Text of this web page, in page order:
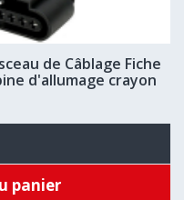
de Câblage Fiche
d'allumage crayon
panier